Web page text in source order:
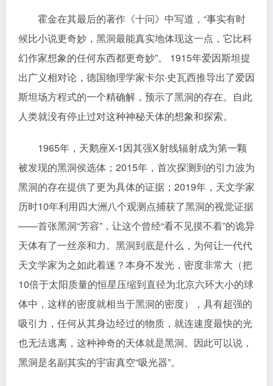
霍金在其最后的著作《十问》中写道，“事实有时
候比小说更奇妙，黑洞最能真实地体现这一点，它比科
幻作家想象的任何东西都更奇妙”。 1915年爱因斯坦提
出广义相对论，德国物理学家卡尔·史瓦西推导出了爱因
斯坦场方程式的一个精确解，预示了黑洞的存在。自此
人类就没有停止过对这种神秘天体的想象和探索。
1965年，天鹅座X-1因其强X射线辐射成为第一颗
被发现的黑洞侯选体；2015年，首次探测到的引力波为
黑洞的存在提供了更为具体的证据；2019年，天文学家
历时10年利用四大洲八个观测点捕获了黑洞的视觉证据
——首张黑洞“芳容”，让这个曾经“看不见摸不着”的诡异
天体有了一丝亲和力。黑洞到底是什么，为何让一代代
天文学家为之如此着迷？本身不发光，密度非常大（把
10倍于太阳质量的恒星压缩到直径为北京六环大小的球
体中，这样的密度就相当于黑洞的密度），具有超强的
吸引力，任何从其身边经过的物质，就连速度最快的光
也无法逃离，这种神奇的天体就是黑洞。因此可以说，
黑洞是名副其实的宇宙真空“吸光器”。